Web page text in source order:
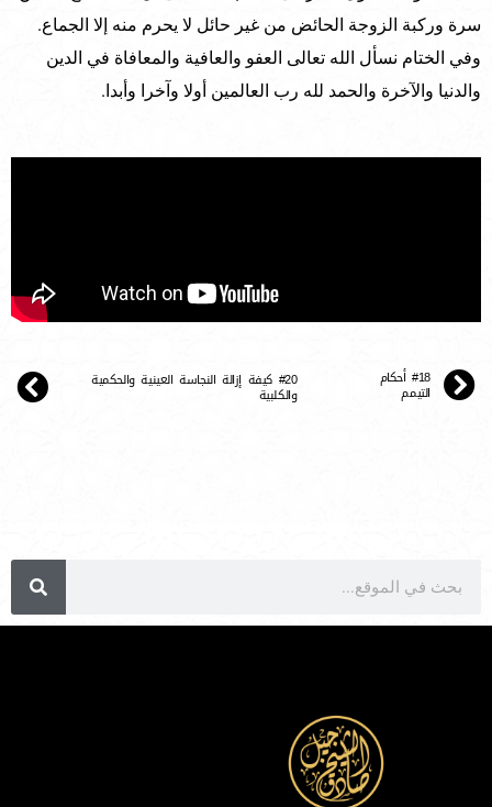
سرة وركبة الزوجة الحائض من غير حائل لا يحرم منه إلا الجماع.
وفي الختام نسأل الله تعالى العفو والعافية والمعافاة في الدين
والدنيا والآخرة والحمد لله رب العالمين أولا وآخرا وأبدا.
#18 أحكام
التيمم
#20 كيفة إزالة النجاسة العينية والحكمية
والكلبية